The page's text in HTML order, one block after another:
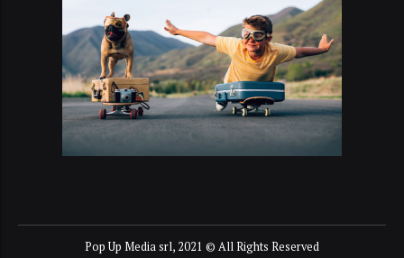
Pop Up Media srl, 2021 © All Rights Reserved